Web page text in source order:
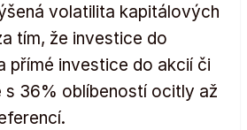
volatilita kapitálových
tím, že investice do
přímé investice do akcií či
s 36% oblíbeností ocitly až